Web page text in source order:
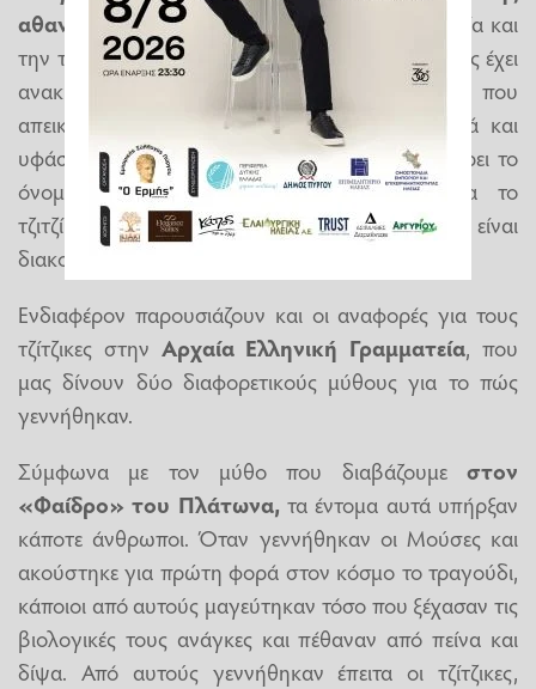
αθανασίας,με ισχυρή παρουσία στη λογοτεχνία και
την τέχνη. Στη Γαλλία, η περιοχή της Προβηγκίας έχει
ανακηρύξει το τζιτζίκι ως μασκότ της, που
απεικονίζεται περήφαναως γούρι
σε κεραμικά και
υφάσματα. Στη Νέα Ζηλανδία, μια πόλη έχει πάρει το
όνομά της από τη λέξη των Μαορί για το
τζιτζίκι
(«Kihikihi»)και η κεντρική της πλατεία είναι
διακοσμημένη με ένα άγαλμα του εντόμου.
Ενδιαφέρον παρουσιάζουν και οι αναφορές για τους
τζίτζικες στην Αρχαία Ελληνική Γραμματεία, που
μας δίνουν δύο διαφορετικούς μύθους για το πώς
γεννήθηκαν.
Σύμφωνα με τον μύθο που διαβάζουμε στον
«Φαίδρο» του Πλάτωνα, τα έντομα αυτά υπήρξαν
κάποτε άνθρωποι. Όταν γεννήθηκαν οι Μούσες και
ακούστηκε για πρώτη φορά στον κόσμο το τραγούδι,
κάποιοι από αυτούς μαγεύτηκαν τόσο που ξέχασαν τις
βιολογικές τους ανάγκες και πέθαναν από πείνα και
δίψα. Από αυτούς γεννήθηκαν έπειτα οι τζίτζικες,